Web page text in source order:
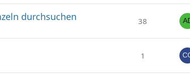
durchsuchen 38
1